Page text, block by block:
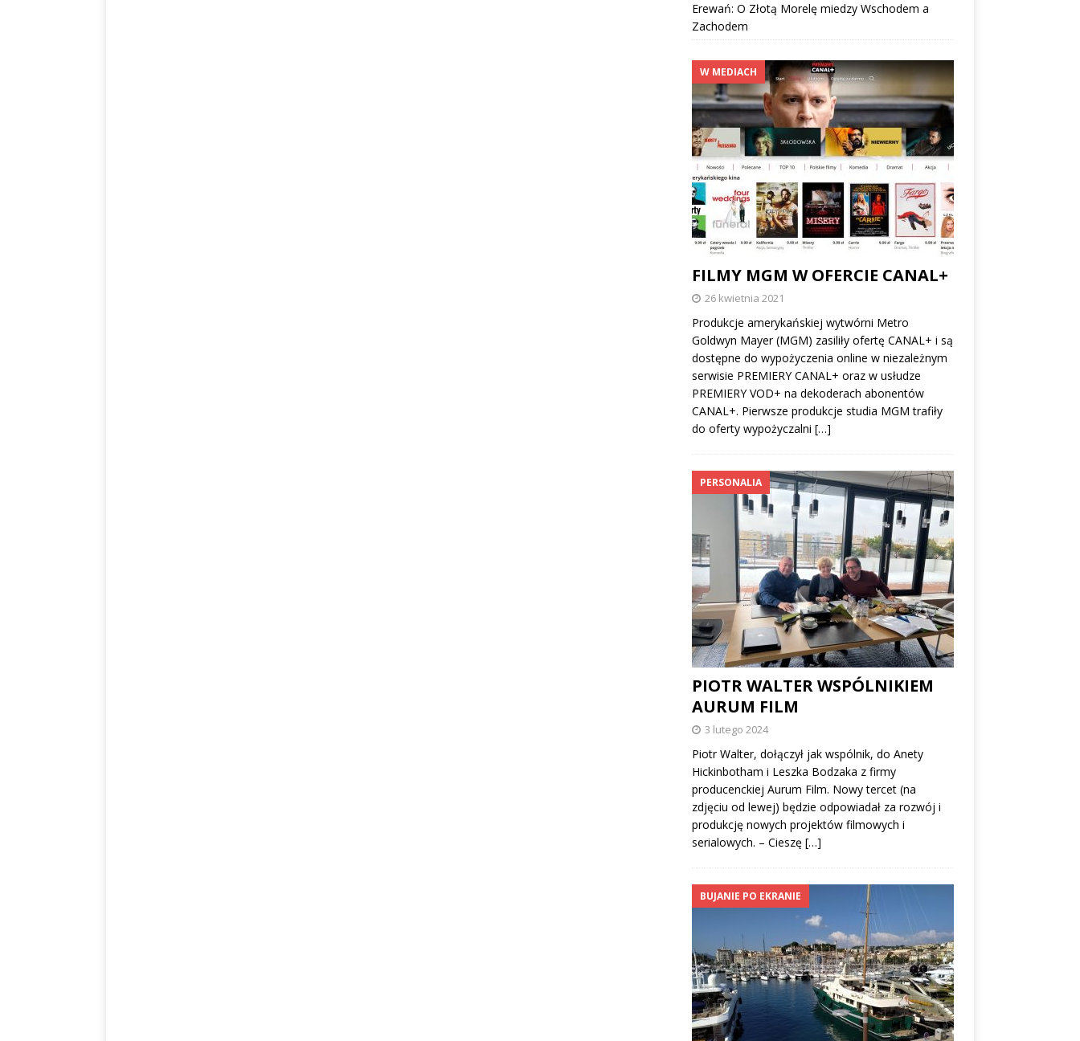
Erewań: O Złotą Morelę miedzy Wschodem a
Zachodem
W MEDIACH
FILMY MGM W OFERCIE CANAL+
26 kwietnia 2021
Produkcje amerykańskiej wytwórni Metro
Goldwyn Mayer (MGM) zasiliły ofertę CANAL+ i są
dostępne do wypożyczenia online w niezależnym
serwisie PREMIERY CANAL+ oraz w usłudze
PREMIERY VOD+ na dekoderach abonentów
CANAL+. Pierwsze produkcje studia MGM trafiły
do oferty wypożyczalni […]
PERSONALIA
PIOTR WALTER WSPÓLNIKIEM
AURUM FILM
3 lutego 2024
Piotr Walter, dołączył jak wspólnik, do Anety
Hickinbotham i Leszka Bodzaka z firmy
producenckiej Aurum Film. Nowy tercet (na
zdjęciu od lewej) będzie odpowiadał za rozwój i
produkcję nowych projektów filmowych i
serialowych. – Cieszę […]
BUJANIE PO EKRANIE